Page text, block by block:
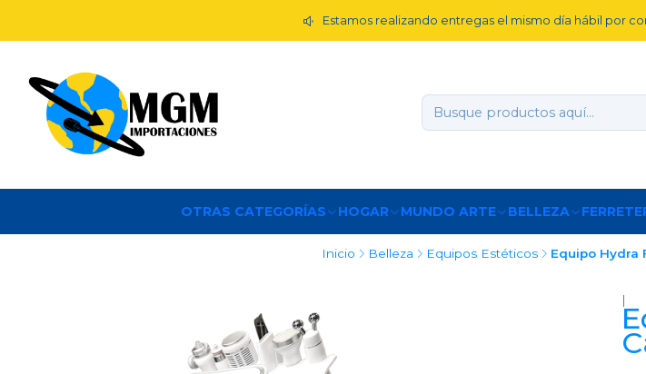
OTRAS CATEGORÍAS HOGAR MUNDO ARTE BELLEZA
Estamos realizando entregas el mismo día hábil por
Inicio Belleza Equipos Estéticos Equipo Hydra
|